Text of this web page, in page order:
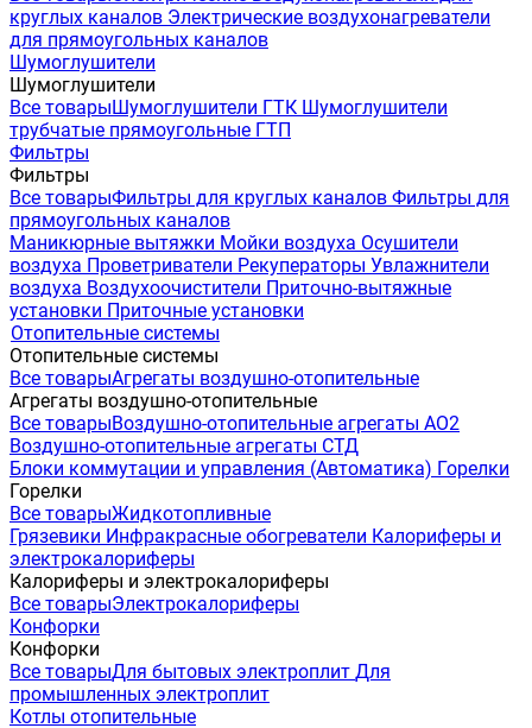
круглых каналов Электрические воздухонагреватели
для прямоугольных каналов
Шумоглушители
Шумоглушители
Все товарыШумоглушители ГТК Шумоглушители
трубчатые прямоугольные ГТП
Фильтры
Фильтры
Все товарыФильтры для круглых каналов Фильтры для
прямоугольных каналов
Маникюрные вытяжки Мойки воздуха Осушители
воздуха Проветриватели Рекуператоры Увлажнители
воздуха Воздухоочистители Приточно-вытяжные
установки Приточные установки
Отопительные системы
Отопительные системы
Все товарыАгрегаты воздушно-отопительные
Агрегаты воздушно-отопительные
Все товарыВоздушно-отопительные агрегаты АО2
Воздушно-отопительные агрегаты СТД
Блоки коммутации и управления (Автоматика) Горелки
Горелки
Все товарыЖидкотопливные
Грязевики Инфракрасные обогреватели Калориферы и
электрокалориферы
Калориферы и электрокалориферы
Все товарыЭлектрокалориферы
Конфорки
Конфорки
Все товарыДля бытовых электроплит Для
промышленных электроплит
Котлы отопительные